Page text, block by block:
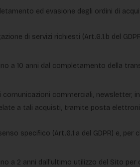
ed evasione degli ordini di
di servizi richiesti (Art.6.1.b del
a 10 anni dal completamento della
comunicazioni commerciali, newsletter,
a tali acquisti, tramite posta
specifico (Art.6.1.a del GDPR) e,
a 2 anni dall’ultimo utilizzo del Sito